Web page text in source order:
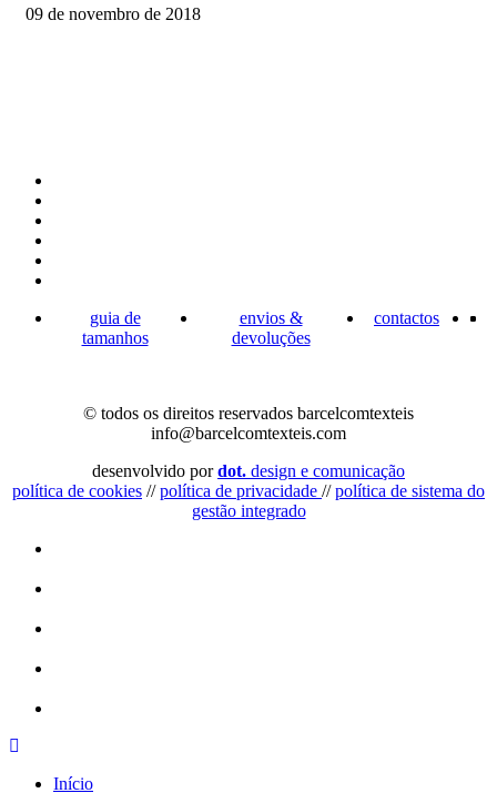
09 de novembro de 2018
guia de
tamanhos
envios &
devoluções
contactos
© todos os direitos reservados barcelcomtexteis
info@barcelcomtexteis.com
desenvolvido pordot. design e comunicação
política de cookies //política de privacidade //política de sistema do
gestão integrado
Início